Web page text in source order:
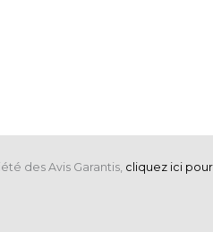
des Avis Garantis, cliquez ici pour